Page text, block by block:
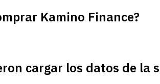
Kamino Finance?
cargar los datos de la